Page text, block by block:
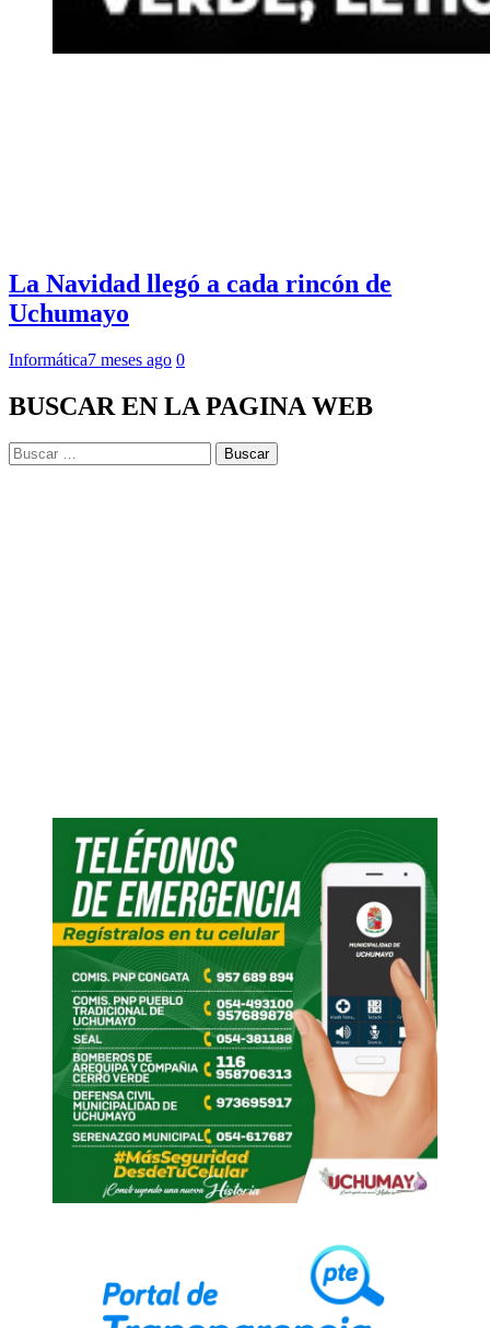
La Navidad llegó a cada rincón de
Uchumayo
Informática7 meses ago 0
BUSCAR EN LA PAGINA WEB
Buscar: